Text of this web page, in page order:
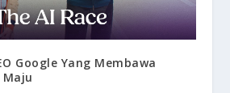
Google Yang Membawa
Maju